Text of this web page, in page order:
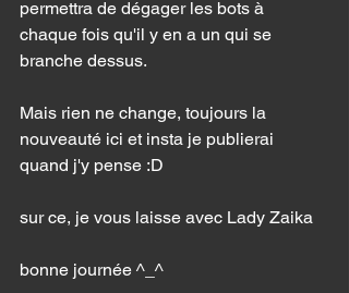
permettra de dégager les bots à
chaque fois qu'il y en a un qui se
branche dessus.
Mais rien ne change, toujours la
nouveauté ici et insta je publierai
quand j'y pense :D
sur ce, je vous laisse avec Lady Zaika
bonne journée ^_^